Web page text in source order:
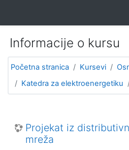
Informacije o kursu
Početna stranica Kursevi
Katedra za elektroenergetiku
Projekat iz
mreža